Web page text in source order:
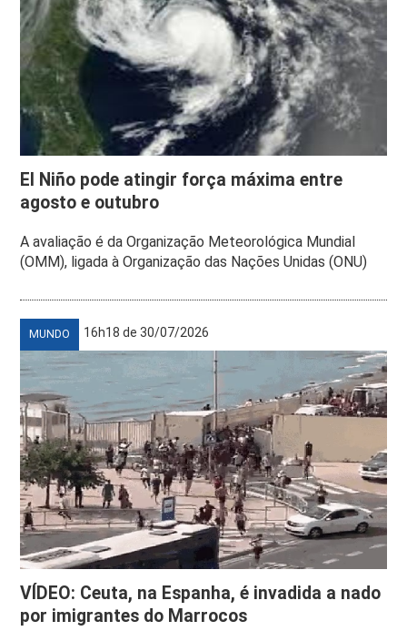
El Niño pode atingir força máxima entre
agosto e outubro
A avaliação é da Organização Meteorológica Mundial
(OMM), ligada à Organização das Nações Unidas (ONU)
MUNDO 16h18 de 30/07/2026
VÍDEO: Ceuta, na Espanha, é invadida a nado
por imigrantes do Marrocos